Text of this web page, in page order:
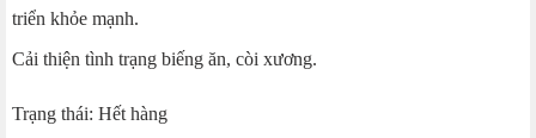
triển khỏe mạnh.
Cải thiện tình trạng biếng ăn, còi xương.
Trạng thái: Hết hàng